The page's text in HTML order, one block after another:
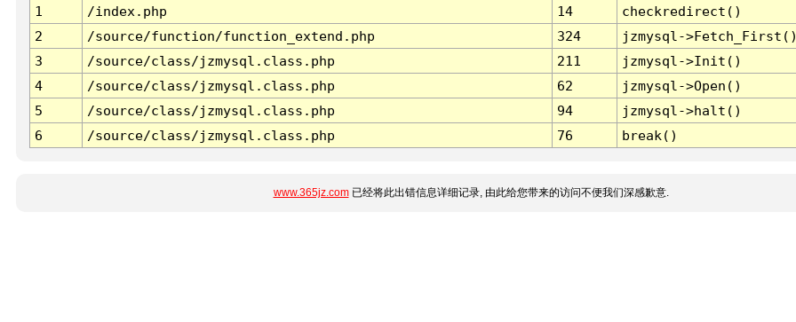
1
/index.php 14
checkredirect()
2
/source/function/function_extend.php 324
jzmysql-
3
/source/class/jzmysql.class.php 211
jzmysql->Init()
4
/source/class/jzmysql.class.php 62
jzmysql->Open()
5
/source/class/jzmysql.class.php 94
jzmysql->halt()
6
/source/class/jzmysql.class.php 76 break()
www.365jz.com已经将此出错信息详细记录, 由此给您带来的访问不便我们深感歉意.